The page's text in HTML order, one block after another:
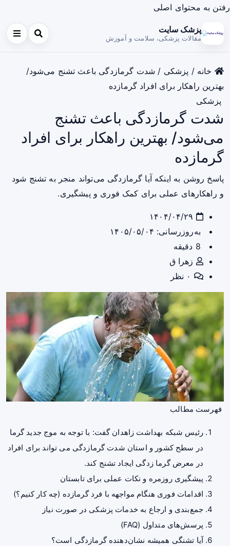
رفتن به محتوای اصلی
پزشک سایت
مقالات پزشکی، سلامت و آموزش
خانه / پزشکی / شدت گرمازدگی باعث تشنج می‌شود/
بهترین راهکار برای افراد گرمازده
پزشکی
شدت گرمازدگی باعث تشنج
می‌شود/ بهترین راهکار برای افراد
گرمازده
پاسخ روشن به اینکه آیا گرمازدگی می‌تواند منجر به تشنج شود
و راهکارهای عملی برای کمک فوری و پیشگیری.
به‌روزرسانی: ۱۴۰۵/۰۵/۰۴
زهرا ق
فهرست مطالب
رئیس شبکه بهداشت زاهدان‌ گفت: با توجه به موج جدید گرما
در سطح کشور و استان شدت گرمازدگی می تواند برای افراد
در معرض گرما زدگی ایجاد تشنج کند.
پیشگیری روزمره و نکات عملی برای تابستان
اقدامات فوری هنگام مواجهه با فرد گرمازده (چه کار کنیم؟)
جمع‌بندی و ارجاع به خدمات پزشکی در صورت نیاز
پرسش‌های متداول (FAQ)
آیا تشنگی همیشه نشان‌دهنده گرمازدگی است؟